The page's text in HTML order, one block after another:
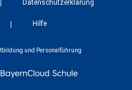
Datenschutzerklärung
Hilfe
und Personalführung